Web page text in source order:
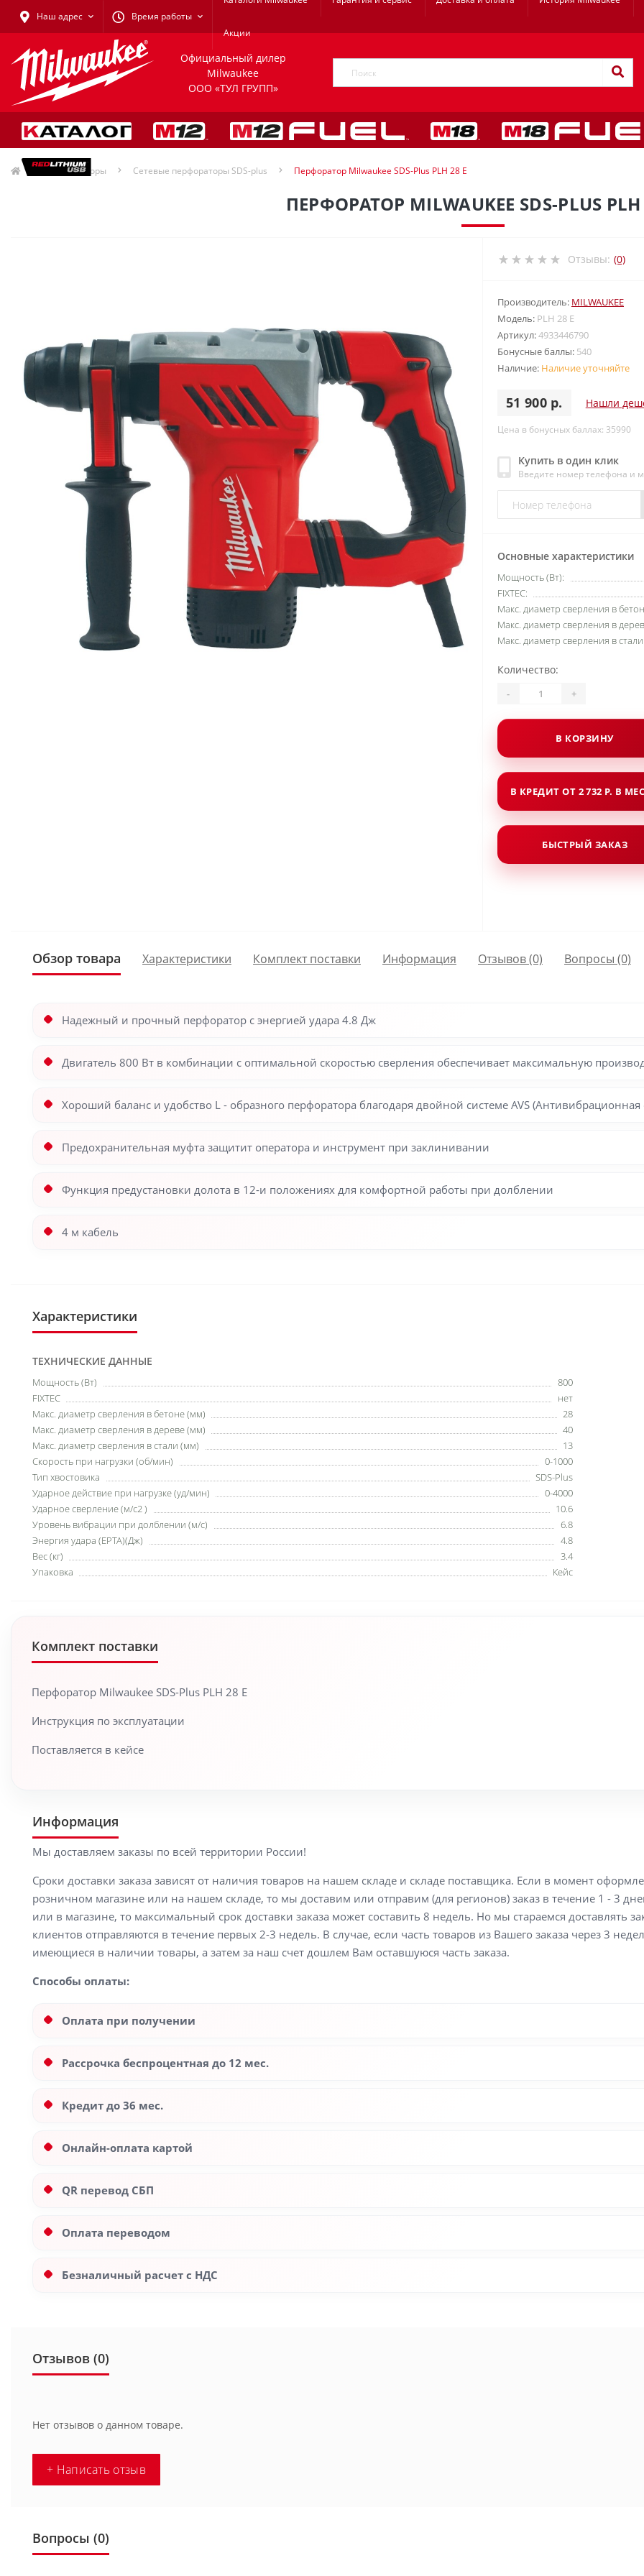
Наш адрес Время работы
Акции
Официальный дилер
Milwaukee
ООО «ТУЛ ГРУПП»
Перфораторы Сетевые перфораторы SDS-plus Перфоратор Milwaukee SDS-Plus PLH 28 E
ПЕРФОРАТОР MILWAUKEE SDS-PLUS PLH
Отзывы: (0)
Производитель: MILWAUKEE
Модель: PLH 28 E
Артикул:4933446790
Бонусные баллы: 540
Наличие: Наличие уточняйте
51 900 р. Нашли
Цена в бонусных баллах: 35990
Купить в один клик
Введите номер телефона и
Основные характеристики
Мощность (Вт):
FIXTEC:
Макс. диаметр сверления в
Макс. диаметр сверления в
Макс. диаметр сверления в
Количество:
- +
В КОРЗИНУ
В КРЕДИТ ОТ 2 732 Р. В
БЫСТРЫЙ ЗАКАЗ
Обзор товара Характеристики Комплект поставки Информация Отзывов (0) Вопросы (0)
Надежный и прочный перфоратор с энергией удара 4.8 Дж
Двигатель 800 Вт в комбинации с оптимальной скоростью сверления обеспечивает максимальную
Хороший баланс и удобство L - образного перфоратора благодаря двойной системе AVS (Антивибрационная
Предохранительная муфта защитит оператора и инструмент при заклинивании
Функция предустановки долота в 12-и положениях для комфортной работы при долблении
4 м кабель
Характеристики
ТЕХНИЧЕСКИЕ ДАННЫЕ
Мощность (Вт)
800
FIXTEC
нет
Макс. диаметр сверления в бетоне (мм)
28
Макс. диаметр сверления в дереве (мм)
40
Макс. диаметр сверления в стали (мм)
13
Скорость при нагрузки (об/мин)
0-1000
Тип хвостовика
SDS-Plus
Ударное действие при нагрузке (уд/мин)
0-4000
Ударное сверление (м/c2 )
10.6
Уровень вибрации при долблении (м/с)
6.8
Энергия удара (EPTA)(Дж)
4.8
Вес (кг)
3.4
Упаковка
Кейс
Комплект поставки
Перфоратор Milwaukee SDS-Plus PLH 28 E
Инструкция по эксплуатации
Поставляется в кейсе
Информация
Мы доставляем заказы по всей территории России!
Сроки доставки заказа зависят от наличия товаров на нашем складе и складе поставщика. Если в момент
розничном магазине или на нашем складе, то мы доставим или отправим (для регионов) заказ в течение 1 - 3
или в магазине, то максимальный срок доставки заказа может составить 8 недель. Но мы стараемся доставлять
клиентов отправляются в течение первых 2-3 недель. В случае, если часть товаров из Вашего заказа через 3
имеющиеся в наличии товары, а затем за наш счет дошлем Вам оставшуюся часть заказа.
Способы оплаты:
Оплата при получении
Рассрочка беспроцентная до 12 мес.
Кредит до 36 мес.
Онлайн-оплата картой
QR перевод СБП
Оплата переводом
Безналичный расчет с НДС
Отзывов (0)
Нет отзывов о данном товаре.
+ Написать отзыв
Вопросы (0)